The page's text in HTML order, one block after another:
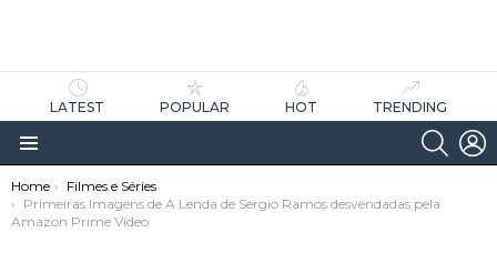
LATEST POPULAR HOT TRENDING
Menu
You are here:
Home
Filmes e Séries
Primeiras Imagens de A Lenda de Sergio Ramos desvendadas pela
Amazon Prime Video